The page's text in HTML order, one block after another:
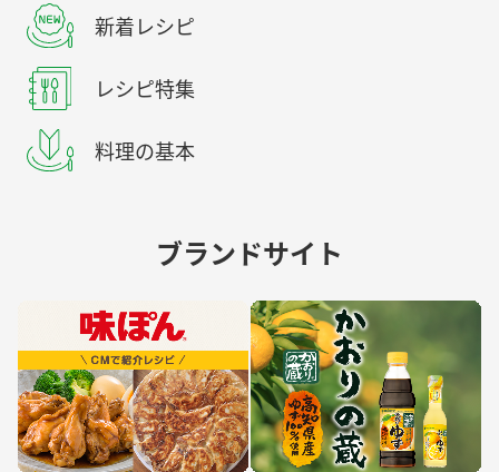
新着レシピ
レシピ特集
料理の基本
ブランドサイト